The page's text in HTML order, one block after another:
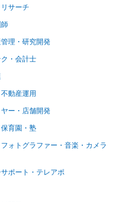
サーチ
理・研究開発
・会計士
動産運用
ー・店舗開発
育園・塾
ォトグラファー・音楽・カメラ
ポート・テレアポ